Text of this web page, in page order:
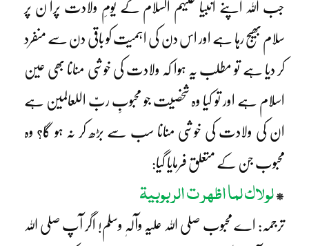
جب اللہ اپنے انبیا علیہم السلام کے یومِ ولادت پرا ن پر
سلام بھیج رہا ہے اور اس دن کی اہمیت کو باقی دن سے منفرد
کر دیا ہے تو مطلب یہ ہوا کہ ولادت کی خوشی منانا بھی عین
اسلام ہے اور تو کیا وہ شخصیت جو محبوبِ ربّ اللعالمین ہے
ان کی ولادت کی خوشی منانا سب سے بڑھ کر نہ ہو گا؟ وہ
محبوب جن کے متعلق فرمایا گیا:
*لولاک لما اظھرت الربوبیۃ
ترجمہ: اے محبوب صلی اللہ علیہ وآلہٖ وسلم! اگر آپ صلی اللہ